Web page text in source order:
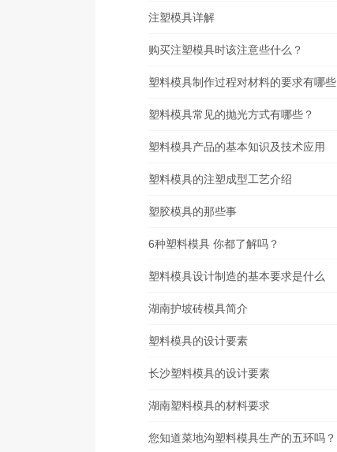
注塑模具详解
购买注塑模具时该注意些什么？
塑料模具制作过程对材料的要求有哪些
塑料模具常见的抛光方式有哪些？
塑料模具产品的基本知识及技术应用
塑料模具的注塑成型工艺介绍
塑胶模具的那些事
6种塑料模具 你都了解吗？
塑料模具设计制造的基本要求是什么
湖南护坡砖模具简介
塑料模具的设计要素
长沙塑料模具的设计要素
湖南塑料模具的材料要求
您知道菜地沟塑料模具生产的五环吗？